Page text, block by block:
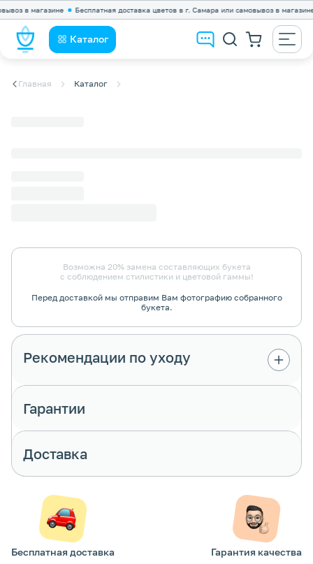
в магазине Бесплатная доставка цветов в г. Самара или самовывоз в магазине
Каталог
Главная Каталог
Возможна 20% замена составляющих букета
с соблюдением стилистики и цветовой гаммы!
Перед доставкой мы отправим Вам фотографию собранного
букета.
Рекомендации по уходу
Гарантии
Доставка
Бесплатная доставка Гарантия качества